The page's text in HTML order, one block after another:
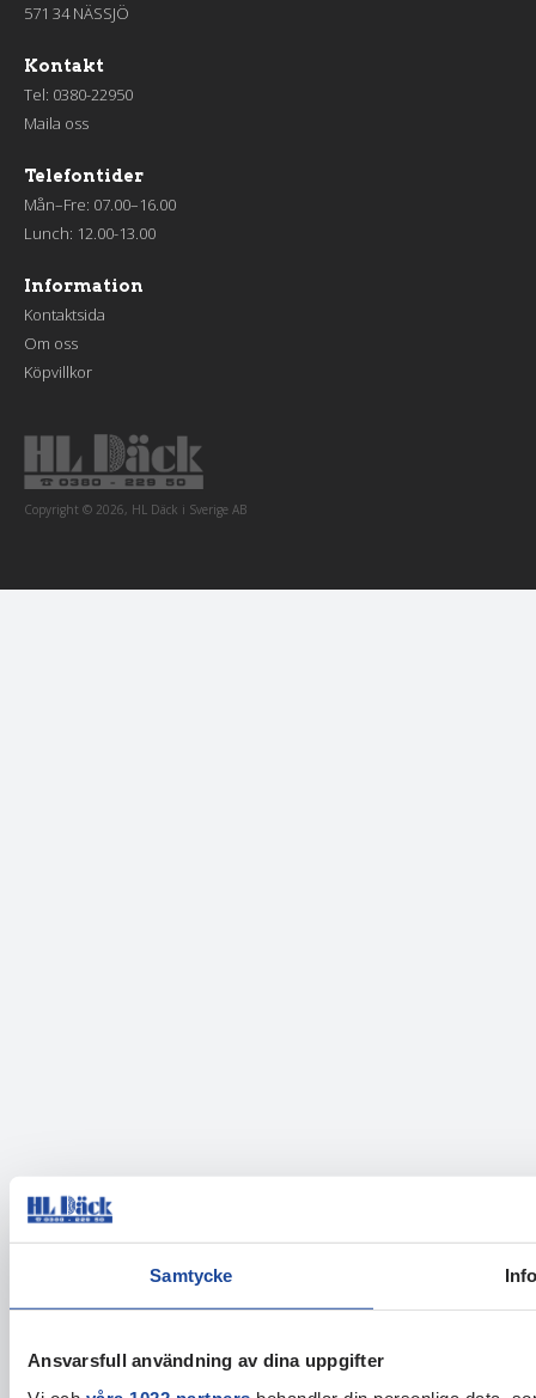
Samtycke
Ansvarsfull användning av dina uppgifter
571 34 NÄSSJÖ
Kontakt
Tel: 0380-22950
Maila oss
Telefontider
Mån–Fre: 07.00–16.00
Lunch: 12.00-13.00
Information
Kontaktsida
Om oss
Köpvillkor
Copyright © 2026, HL Däck i Sverige AB